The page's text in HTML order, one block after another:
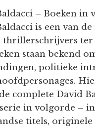
– Boeken in
is een van de
thrillerschrijvers ter
staan bekend
politieke
complete David
in volgorde –
titels, originele